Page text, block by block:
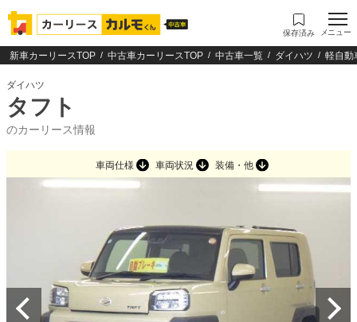
保存済み メニュー
新車カーリースTOP 中古車カーリースTOP 中古車一覧 ダイハツ 軽自動
ダイハツ
タフト
のカーリース情報
車両仕様 車両状況 装備・他